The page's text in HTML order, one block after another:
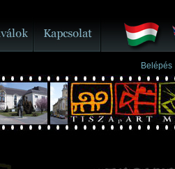
Belépés